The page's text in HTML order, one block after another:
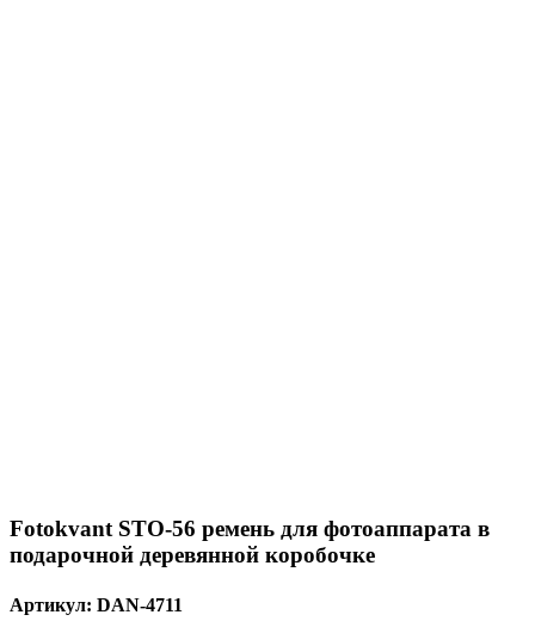
Fotokvant STO-56 ремень для фотоаппарата в
подарочной деревянной коробочке
Артикул: DAN-4711